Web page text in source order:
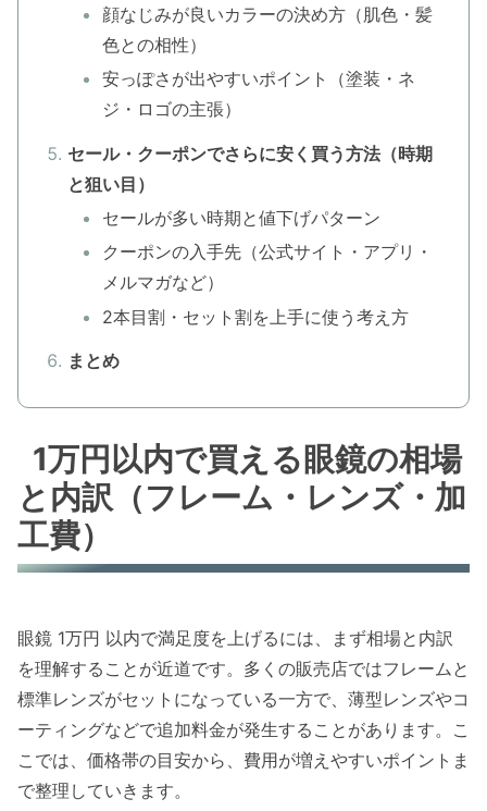
顔なじみが良いカラーの決め方（肌色・髪
色との相性）
安っぽさが出やすいポイント（塗装・ネ
ジ・ロゴの主張）
セール・クーポンでさらに安く買う方法（時期
と狙い目）
セールが多い時期と値下げパターン
クーポンの入手先（公式サイト・アプリ・
メルマガなど）
2本目割・セット割を上手に使う考え方
まとめ
1万円以内で買える眼鏡の相場
と内訳（フレーム・レンズ・加
工費）
眼鏡 1万円 以内で満足度を上げるには、まず相場と内訳
を理解することが近道です。多くの販売店ではフレームと
標準レンズがセットになっている一方で、薄型レンズやコ
ーティングなどで追加料金が発生することがあります。こ
こでは、価格帯の目安から、費用が増えやすいポイントま
で整理していきます。